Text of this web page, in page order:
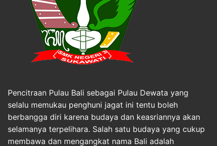
Pencitraan Pulau Bali sebagai Pulau Dewata yang
selalu memukau penghuni jagat ini tentu boleh
berbangga diri karena budaya dan keasriannya akan
selamanya terpelihara. Salah satu budaya yang cukup
membawa dan mengangkat nama Bali adalah